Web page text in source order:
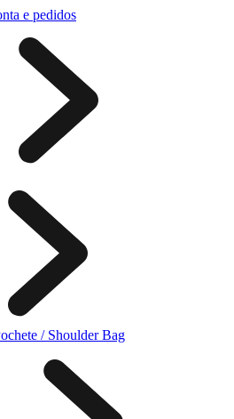
e pedidos
/ Shoulder Bag